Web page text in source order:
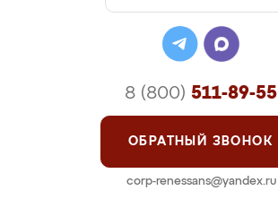
8 (800) 511-89-55
ОБРАТНЫЙ ЗВОНОК
corp-renessans@yandex.ru